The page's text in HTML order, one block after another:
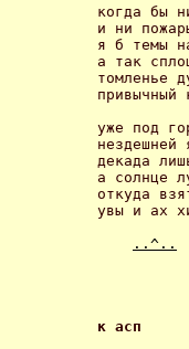
когда бы
и ни
я б темы
а так
томленье
привычный
уже под
нездешней
декада
а солнце
откуда
увы и ах
..^..
к асп